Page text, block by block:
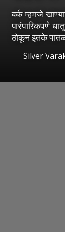
वर्क म्हणजे
पारंपारिकपणे
ठोकून इतके
Silver